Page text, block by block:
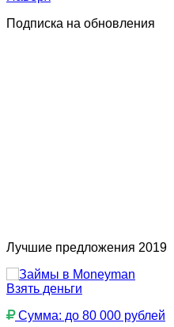
Подписка на обновления
Лучшие предложения 2019
Взять деньги
Сумма: до 80 000 рублей